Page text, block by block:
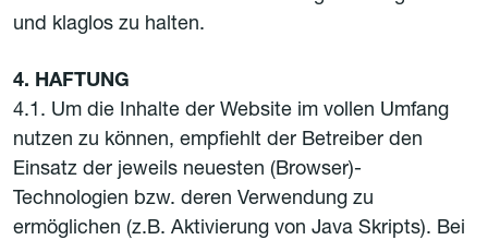
und klaglos zu halten.
4. HAFTUNG
4.1. Um die Inhalte der Website im vollen Umfang
nutzen zu können, empfiehlt der Betreiber den
Einsatz der jeweils neuesten (Browser)-
Technologien bzw. deren Verwendung zu
ermöglichen (z.B. Aktivierung von Java Skripts). Bei